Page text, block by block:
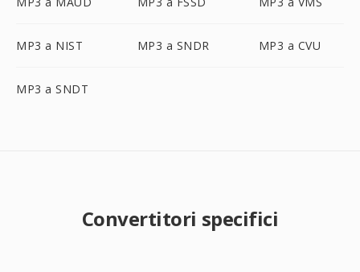
MP3 a NIST MP3 a SNDR MP3 a CVU
MP3 a SNDT
Convertitori specifici